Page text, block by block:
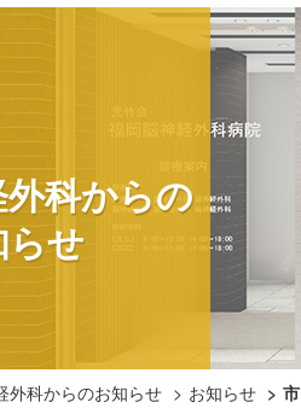
科からの
らせ
外科からのお知らせ お知らせ